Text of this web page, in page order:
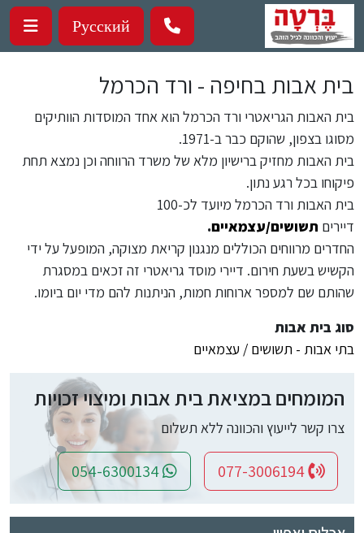
דילוג לתוכן העיקרי
Русский
בית אבות בחיפה - ורד הכרמל
בית האבות הגריאטרי ורד הכרמל הוא אחד המוסדות הוותיקים
מסוגו בצפון, שהוקם כבר ב-1971.
בית האבות מחזיק ברישיון מלא של משרד הרווחה וכן נמצא תחת
פיקוחו בכל רגע נתון.
בית האבות ורד הכרמל מיועד לכ-100
דיירים תשושים/עצמאיים.
החדרים מרווחים הכוללים מנגנון קריאת מצוקה, המופעל על ידי
הקשיש בשעת חירום. דיירי מוסד גריאטרי זה זכאים במסגרת
שהותם שם למספר ארוחות חמות, הניתנות להם מדי יום ביומו.
סוג בית אבות
בתי אבות - תשושים / עצמאיים
המומחים במציאת בית אבות ומיצוי זכויות
צרו קשר לייעוץ והכוונה ללא תשלום